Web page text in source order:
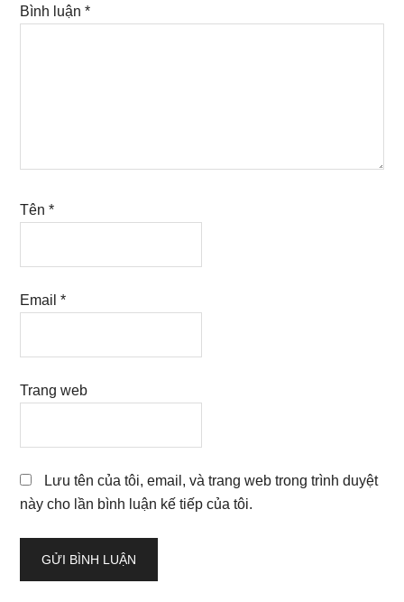
Bình luận*
Tên*
Email*
Trang web
Lưu tên của tôi, email, và trang web trong trình duyệt
này cho lần bình luận kế tiếp của tôi.